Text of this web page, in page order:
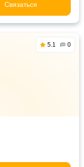
Связаться
5.1 0